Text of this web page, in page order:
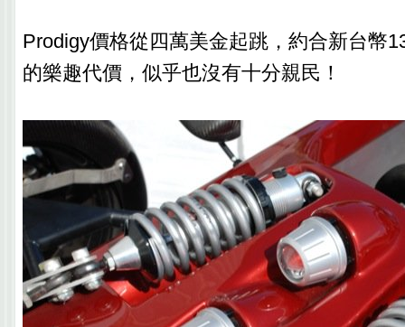
Prodigy價格從四萬美金起跳，約合新台幣
的樂趣代價，似乎也沒有十分親民！